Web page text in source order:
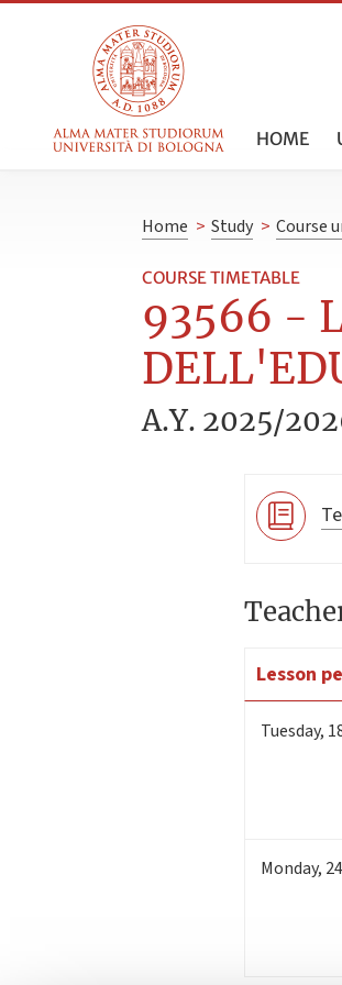
HOME
Home > Study > Course
COURSE TIMETABLE
93566 -
A.Y. 2025/
Lesson
Tuesday,
Monday, 24